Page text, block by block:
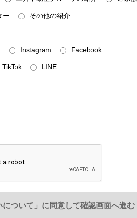
者への提供を停止いたします。下記「訂
ださい。停止によりサービスの一部また
履歴に関する情報等
よび物件来場の際に登録いただいた事項
格・対応履歴等を含みます）
パンフレット図面等）
ー その他の紹介
Instagram Facebook
TikTok LINE
について」に同意して確認画面へ進む